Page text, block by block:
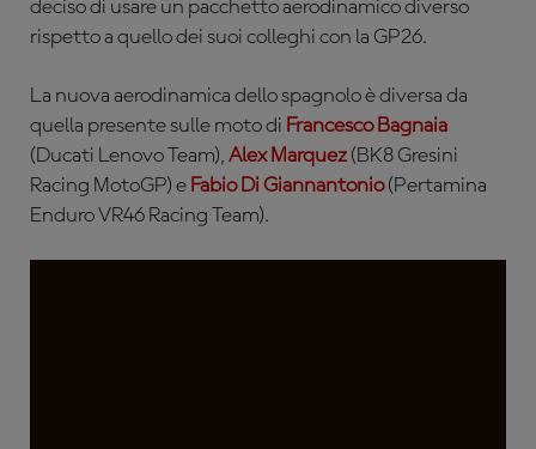
deciso di usare un pacchetto aerodinamico diverso
rispetto a quello dei suoi colleghi con la GP26.
La nuova aerodinamica dello spagnolo è diversa da
quella presente sulle moto di Francesco Bagnaia
(Ducati Lenovo Team), Alex Marquez (BK8 Gresini
Racing MotoGP) e Fabio Di Giannantonio(Pertamina
Enduro VR46 Racing Team).